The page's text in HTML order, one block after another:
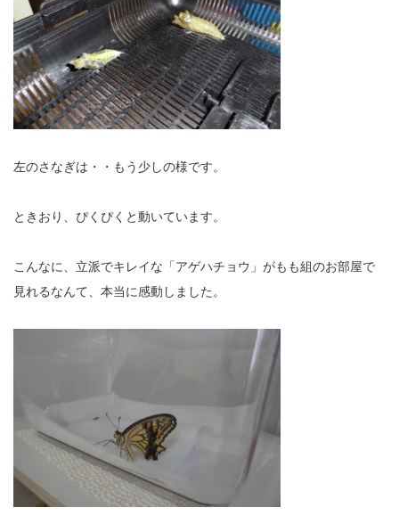
左のさなぎは・・もう少しの様です。
ときおり、ぴくぴくと動いています。
こんなに、立派でキレイな「アゲハチョウ」がもも組のお部屋で
見れるなんて、本当に感動しました。